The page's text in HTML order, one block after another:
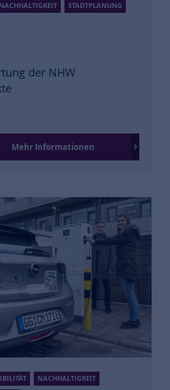
NACHHALTIGKEIT
STADTPLANUNG
der NHW
Mehr Informationen
NACHHALTIGKEIT